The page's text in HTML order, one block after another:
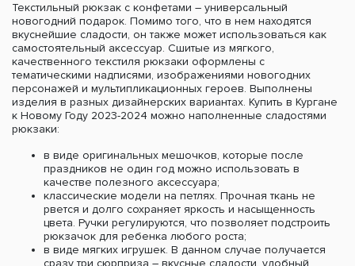
Текстильный рюкзак с конфетами – универсальный
новогодний подарок. Помимо того, что в нем находятся
вкуснейшие сладости, он также может использоваться как
самостоятельный аксессуар. Сшитые из мягкого,
качественного текстиля рюкзаки оформлены с
тематическими надписями, изображениями новогодних
персонажей и мультипликационных героев. Выполнены
изделия в разных дизайнерских вариантах. Купить в Кургане
к Новому Году 2023-2024 можно наполненные сладостями
рюкзаки:
в виде оригинальных мешочков, которые после
праздников не один год можно использовать в
качестве полезного аксессуара;
классические модели на петлях. Прочная ткань не
рвется и долго сохраняет яркость и насыщенность
цвета. Ручки регулируются, что позволяет подстроить
рюкзачок для ребенка любого роста;
в виде мягких игрушек. В данном случае получается
сразу три сюрприза – вкусные сладости, удобный